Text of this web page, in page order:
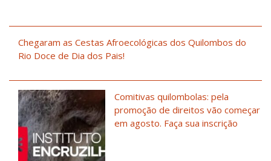
Chegaram as Cestas Afroecológicas dos Quilombos do
Rio Doce de Dia dos Pais!
Comitivas quilombolas: pela
promoção de direitos vão começar
em agosto. Faça sua inscrição